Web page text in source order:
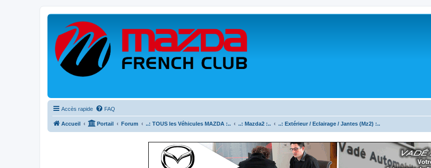
Accès rapide FAQ
Accueil Portail Forum ..: TOUS les Véhicules MAZDA :.. ..: Mazda2 :.. ..: Extérieur / Eclairage / Jantes (Mz2) :..